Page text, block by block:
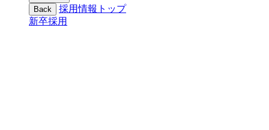
Back
採用情報トップ
新卒採用